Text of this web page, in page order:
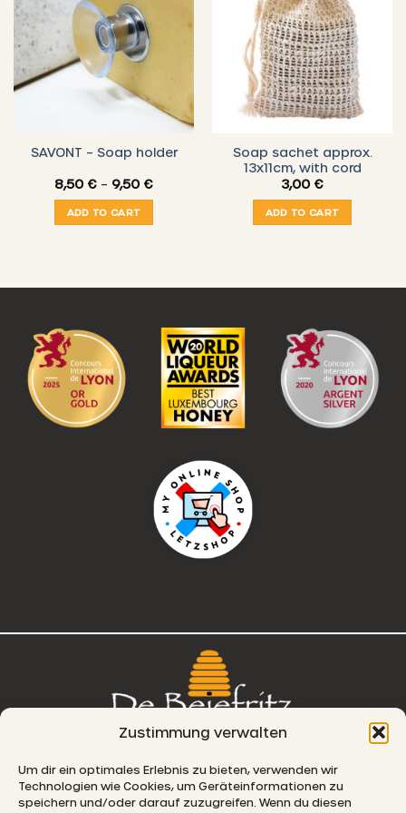
Zustimmung verwalten
Um dir ein optimales Erlebnis zu bieten, verwenden wir
Technologien wie Cookies, um Geräteinformationen zu
speichern und/oder darauf zuzugreifen. Wenn du diesen
SAVONT – Soap holder
8,50 € – 9,50 €Price
9,50 €
ADD TO CART
Soap sachet approx.
13x11cm, with cord
3,00 €
ADD TO CART
L-5330 Moutfort